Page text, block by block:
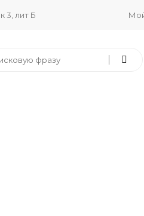
3, лит Б